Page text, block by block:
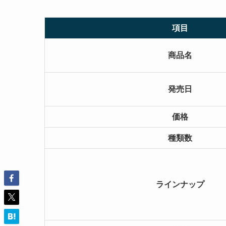
項目
商品名
発売日
価格
種類数
ラインナップ